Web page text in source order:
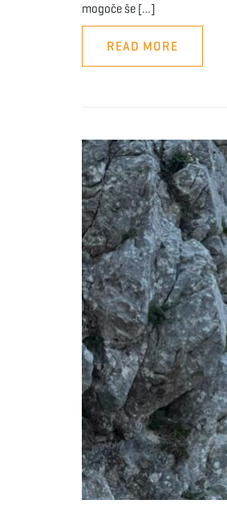
mogoče še […]
READ MORE